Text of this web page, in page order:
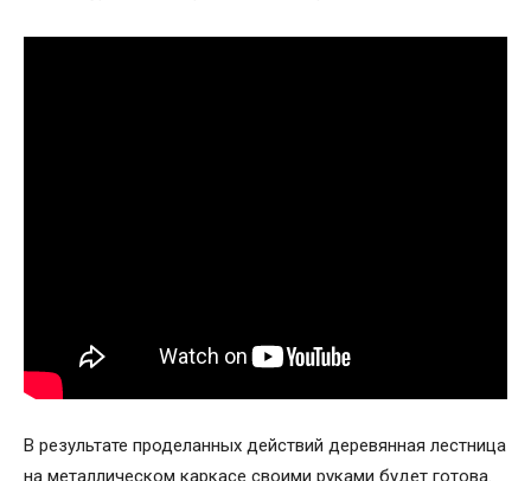
В результате проделанных действий деревянная лестница
на металлическом каркасе своими руками будет готова.